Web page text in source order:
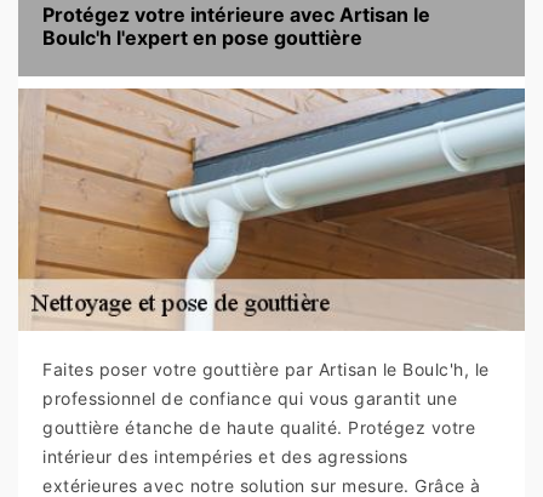
Protégez votre intérieure avec Artisan le
Boulc'h l'expert en pose gouttière
Faites poser votre gouttière par Artisan le Boulc'h, le
professionnel de confiance qui vous garantit une
gouttière étanche de haute qualité. Protégez votre
intérieur des intempéries et des agressions
extérieures avec notre solution sur mesure. Grâce à